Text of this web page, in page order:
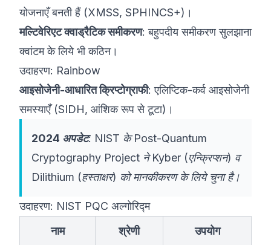
योजनाएँ बनती हैं (XMSS, SPHINCS+)।
मल्टिवेरिएट क्वाड्रैटिक समीकरण: बहुपदीय समीकरण सुलझाना
क्वांटम के लिये भी कठिन।
उदाहरण: Rainbow
आइसोजेनी-आधारित क्रिप्टोग्राफी: एलिप्टिक-कर्व आइसोजेनी
समस्याएँ (SIDH, आंशिक रूप से टूटा)।
2024 अपडेट: NIST केPost-Quantum
Cryptography Project ने Kyber (एन्क्रिप्शन) व
Dilithium (हस्ताक्षर) को मानकीकरण के लिये चुना है।
उदाहरण: NIST PQC अल्गोरिद्म
नाम
श्रेणी उपयोग